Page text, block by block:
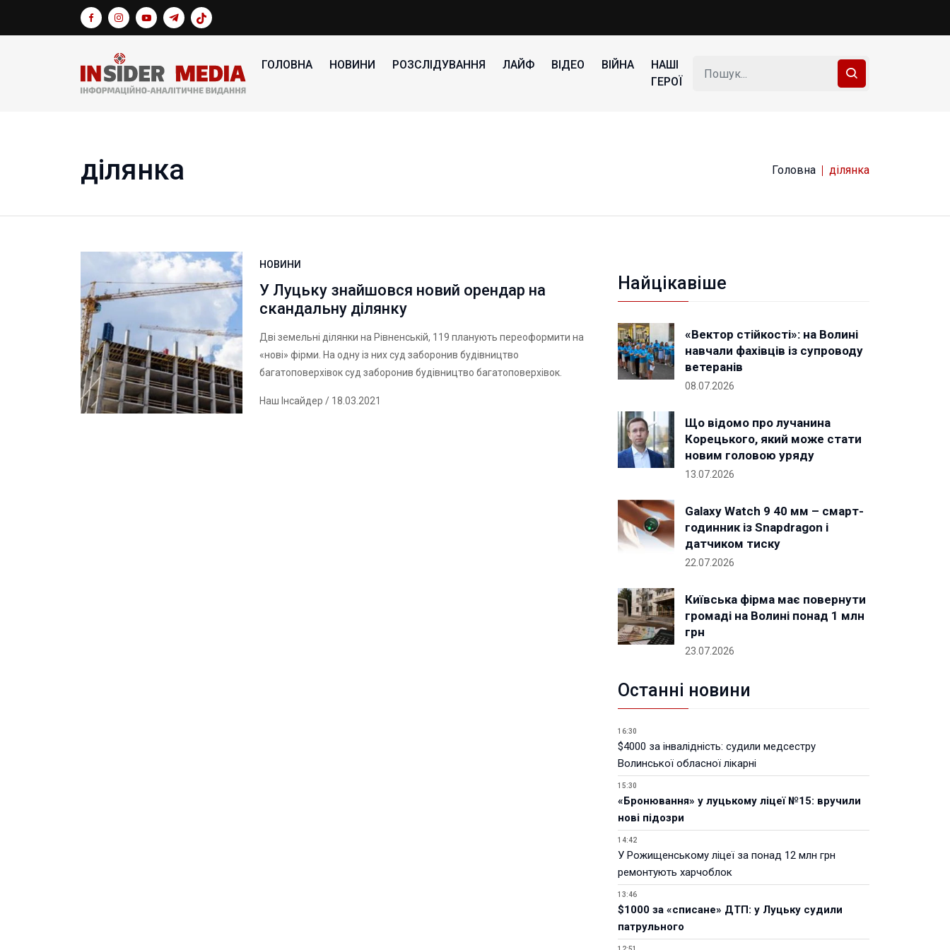
ГОЛОВНА НОВИНИ РОЗСЛІДУВАННЯ ЛАЙФ ВІДЕО ВІЙНА
НАШІ
ГЕРОЇ
ділянка Головна ділянка
НОВИНИ
У Луцьку знайшовся новий орендар на
скандальну ділянку
Дві земельні ділянки на Рівненській, 119 планують переоформити на
«нові» фірми. На одну із них суд заборонив будівництво
багатоповерхівоксуд заборонив будівництво багатоповерхівок.
Наш Інсайдер / 18.03.2021
Найцікавіше
«Вектор стійкості»: на Волині
навчали фахівців із супроводу
ветеранів
08.07.2026
Що відомо про лучанина
Корецького, який може стати
новим головою уряду
13.07.2026
Galaxy Watch 9 40 мм – смарт-
годинник із Snapdragon і
датчиком тиску
22.07.2026
Київська фірма має повернути
громаді на Волині понад 1 млн
грн
23.07.2026
Останні новини
16:30
$4000 за інвалідність: судили медсестру
Волинської обласної лікарні
15:30
«Бронювання» у луцькому ліцеї №15: вручили
нові підозри
14:42
У Рожищенському ліцеї за понад 12 млн грн
ремонтують харчоблок
13:46
$1000 за «списане» ДТП: у Луцьку судили
патрульного